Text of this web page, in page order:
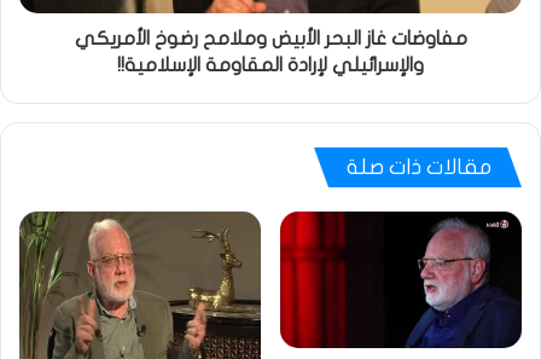
مفاوضات غاز البحر الأبيض وملامح رضوخ الأمريكي
والإسرائيلي لإرادة المقاومة الإسلامية!!
مقالات ذات صلة